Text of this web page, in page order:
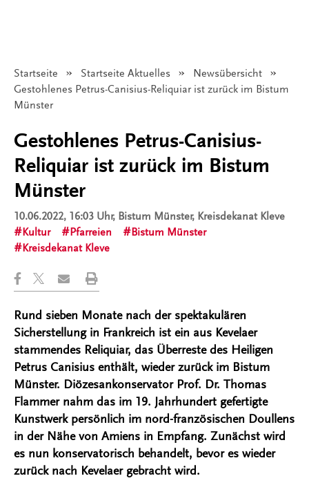
Startseite Startseite Aktuelles
Newsübersicht
Angezeigt:
Gestohlenes Petrus-Canisius-Reliquiar ist zurück im Bistum
Münster
Gestohlenes Petrus-Canisius-
Reliquiar ist zurück im Bistum
Münster
10.06.2022, 16:03 Uhr, Bistum Münster, Kreisdekanat Kleve
Kultur
Pfarreien
Bistum Münster
Kreisdekanat Kleve
Rund sieben Monate nach der spektakulären
Sicherstellung in Frankreich ist ein aus Kevelaer
stammendes Reliquiar, das Überreste des Heiligen
Petrus Canisius enthält, wieder zurück im Bistum
Münster. Diözesankonservator Prof. Dr. Thomas
Flammer nahm das im 19. Jahrhundert gefertigte
Kunstwerk persönlich im nord-französischen Doullens
in der Nähe von Amiens in Empfang. Zunächst wird
es nun konservatorisch behandelt, bevor es wieder
zurück nach Kevelaer gebracht wird.